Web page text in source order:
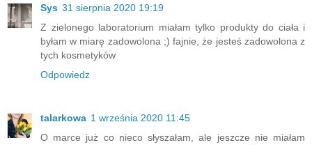
Sys 31 sierpnia 2020 19:19
Z zielonego laboratorium miałam tylko produkty do ciała i
byłam w miarę zadowolona ;) fajnie, że jesteś zadowolona z
tych kosmetyków
Odpowiedz
talarkowa 1 września 2020 11:45
O marce już co nieco słyszałam, ale jeszcze nie miałam